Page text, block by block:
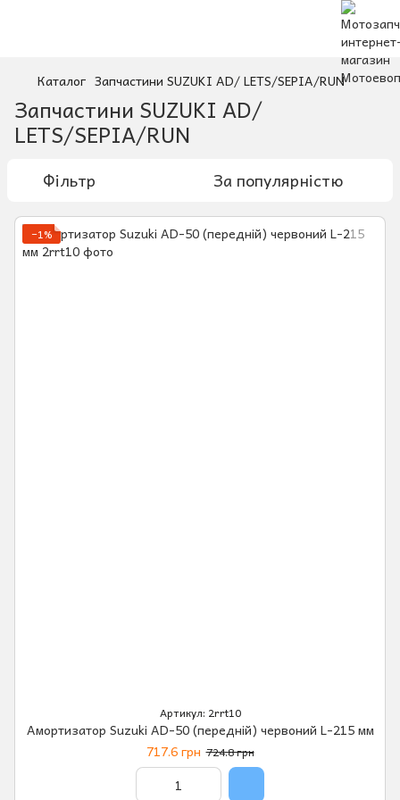
Каталог Запчастини SUZUKI AD/ LETS/SEPIA/RUN
Запчастини SUZUKI AD/
LETS/SEPIA/RUN
Фільтр За популярністю
−1%
Артикул: 2rrt10
Амортизатор Suzuki AD-50 (передній) червоний L-215 мм
717.6 грн 724.8 грн